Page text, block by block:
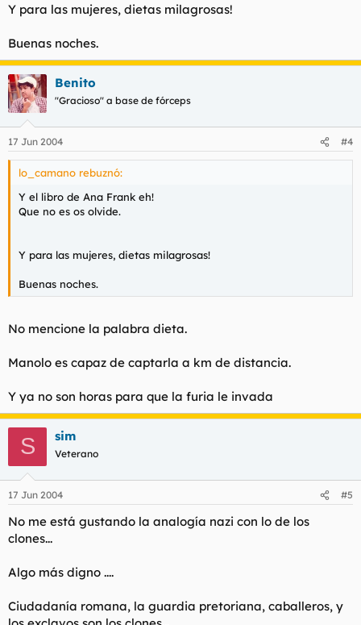
Y para las mujeres, dietas milagrosas!
Buenas noches.
Benito
"Gracioso" a base de fórceps
17 Jun 2004 #4
lo_camano rebuznó:
Y el libro de Ana Frank eh!
Que no es os olvide.
Y para las mujeres, dietas milagrosas!
Buenas noches.
No mencione la palabra dieta.
Manolo es capaz de captarla a km de distancia.
Y ya no son horas para que la furia le invada
S sim
Veterano
17 Jun 2004 #5
No me está gustando la analogía nazi con lo de los
clones...
Algo más digno ....
Ciudadanía romana, la guardia pretoriana, caballeros, y